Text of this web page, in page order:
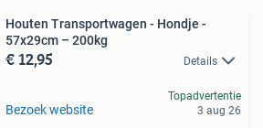
Houten Transportwagen - Hondje -
57x29cm – 200kg
€ 12,95 Details
Bezoek website
Topadvertentie
3 aug 26